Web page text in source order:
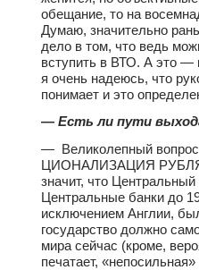
обещание, то на
Думаю, значительно
дело в том, что ведь
вступить в ВТО. А это —
я очень надеюсь, что
понимает и это
— Есть ли пути
— Великолепный
ЦИОНАЛИЗАЦИЯ РУБЛЯ.
значит, что
Центральные банки до
исключением Англии,
государство должно
мира сейчас (кроме,
печатает,